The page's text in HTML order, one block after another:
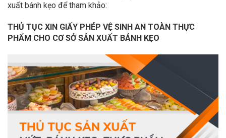
xuất bánh kẹo để tham khảo:
THỦ TỤC XIN GIẤY PHÉP VỆ SINH AN TOÀN THỰC
PHẨM CHO CƠ SỞ SẢN XUẤT BÁNH KẸO